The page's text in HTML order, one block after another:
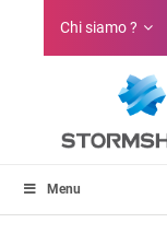
Chi siamo ?
Menu